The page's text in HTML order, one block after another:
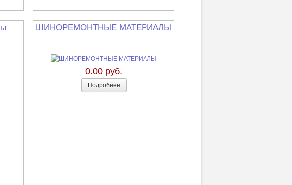
ШИНОРЕМОНТНЫЕ МАТЕРИАЛЫ
0.00 руб.
Подробнее